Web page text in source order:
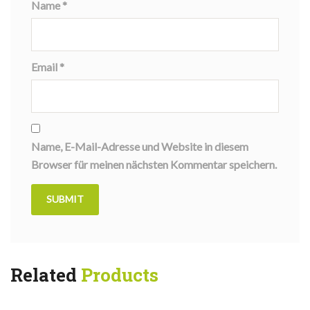
Name*
Email *
Name, E-Mail-Adresse und Website in diesem
Browser für meinen nächsten Kommentar speichern.
Related Products